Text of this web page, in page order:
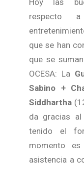
Hoy las
respecto
que se han
que se
OCESA: La
Sabino +
Siddhartha
da gracias al
tenido el
momento
asistencia a